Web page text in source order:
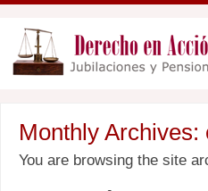
Monthly Archives:
You are browsing the site